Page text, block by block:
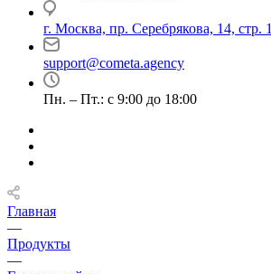
г. Москва, пр. Серебрякова, 14, стр. 1
support@cometa.agency
Пн. – Пт.: с 9:00 до 18:00
Главная
—
Продукты
—